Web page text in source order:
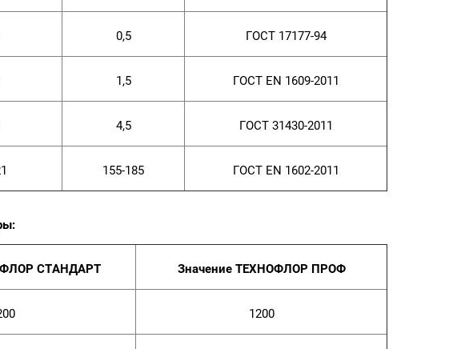
0,5 ГОСТ 17177-94
1,5 ГОСТ EN 1609-2011
4,5 ГОСТ 31430-2011
155-185 ГОСТ EN 1602-2011
СТАНДАРТ Значение ТЕХНОФЛОР ПРОФ
1200